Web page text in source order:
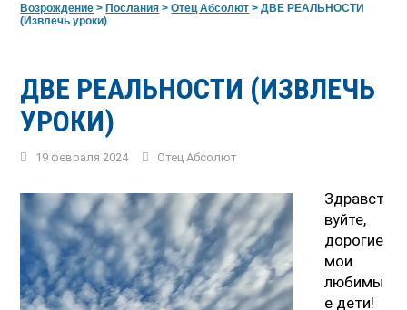
Возрождение >Послания >Отец Абсолют >ДВЕ РЕАЛЬНОСТИ
(Извлечь уроки)
ДВЕ РЕАЛЬНОСТИ (ИЗВЛЕЧЬ
УРОКИ)
19 февраля 2024 Отец Абсолют
Здравст
вуйте,
дорогие
мои
любимы
е дети!